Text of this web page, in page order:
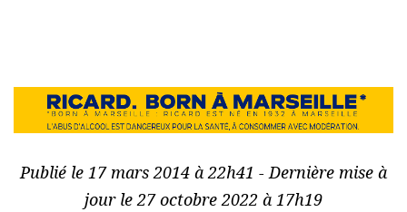
Publié le 17 mars 2014 à 22h41 - Dernière mise à
jour le 27 octobre 2022 à 17h19